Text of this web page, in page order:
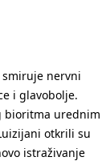
nervni
i glavobolje.
bioritma urednim
otkrili su
istraživanje